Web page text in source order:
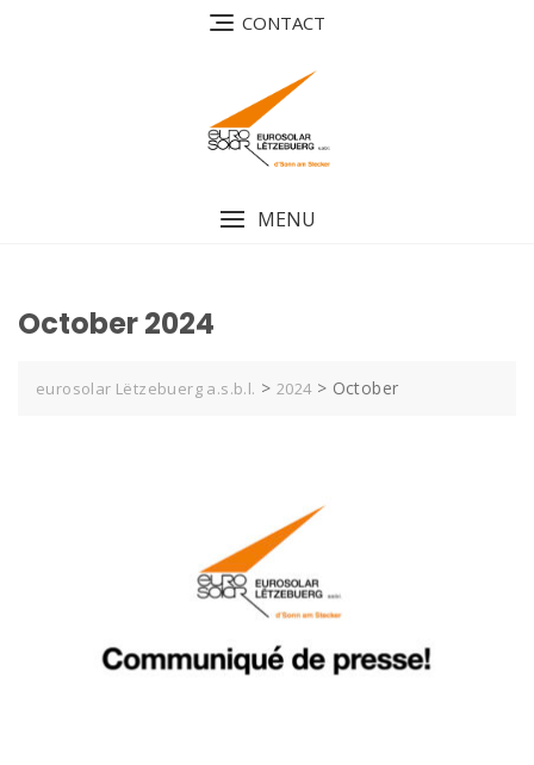
CONTACT
MENU
October 2024
eurosolar Lëtzebuerg a.s.b.l. > 2024> October